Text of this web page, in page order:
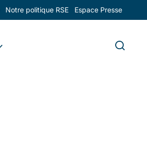
Notre politique RSE Espace Presse